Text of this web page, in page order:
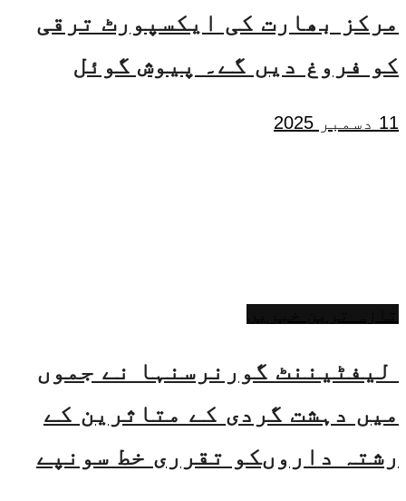
مرکز بھارت کی ایکسپورٹ ترقی
کو فروغ دیں گے۔ پیوش گوئل
11 دسمبر 2025
لیفٹیننٹ گورنرسنہا نے جموں
میں دہشت گردی کے متاثرین کے
رشتہ داروںکو تقرری خط سونپے